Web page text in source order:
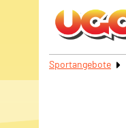
Sportangebote